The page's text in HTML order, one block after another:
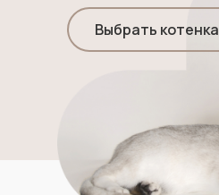
Выбрать котенка